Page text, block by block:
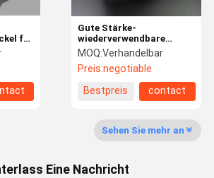
Produkte
Ausflug
Treten Sie
Gute Stärke-
wiederverwendbare
Schalen-Deckel, 90mm
pp. heiße Schalen-große
Plastikhauben-Deckel
MOQ:Verhandelbar
Preis:negotiable
Bestpreis
contact
für
Sehen Sie mehr an
Eine Nachricht